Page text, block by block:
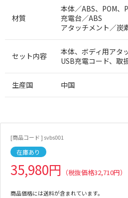
材質
本体／ABS、POM、
充電台／ABS
アタッチメント／炭
セット内容
本体、ボディ用アタ
USB充電コード、取
生産国 中国
[商品コード ] svbs001
在庫あり
35,980円 （税抜価格32,710円）
商品価格には送料が含まれています。